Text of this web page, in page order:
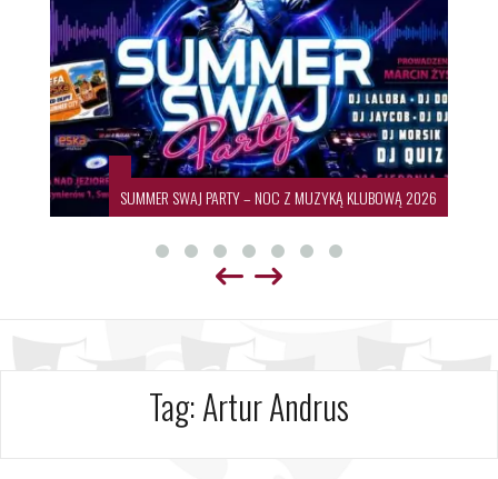
SUMMER SWAJ PARTY – NOC Z MUZYKĄ KLUBOWĄ 2026
Tag:Artur Andrus